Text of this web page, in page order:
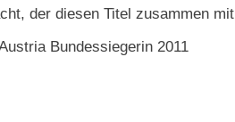
der diesen Titel zusammen